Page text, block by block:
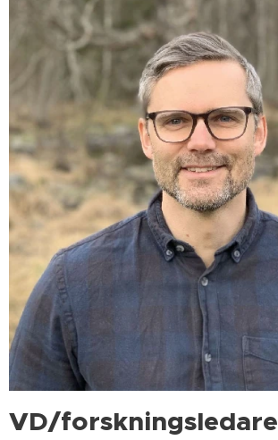
VD/forskningsledare